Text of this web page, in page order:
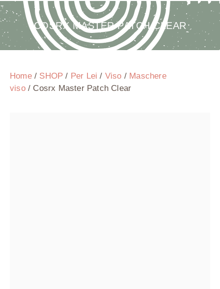
COSRX MASTER PATCH CLEAR
Home/ SHOP / Per Lei / Viso / Maschere
viso/ Cosrx Master Patch Clear